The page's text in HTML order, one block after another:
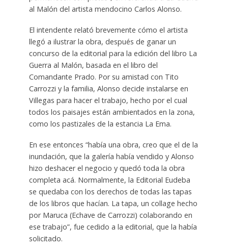
al Malón del artista mendocino Carlos Alonso.
El intendente relató brevemente cómo el artista
llegó a ilustrar la obra, después de ganar un
concurso de la editorial para la edición del libro La
Guerra al Malón, basada en el libro del
Comandante Prado. Por su amistad con Tito
Carrozzi y la familia, Alonso decide instalarse en
Villegas para hacer el trabajo, hecho por el cual
todos los paisajes están ambientados en la zona,
como los pastizales de la estancia La Ema.
En ese entonces “había una obra, creo que el de la
inundación, que la galería había vendido y Alonso
hizo deshacer el negocio y quedó toda la obra
completa acá. Normalmente, la Editorial Eudeba
se quedaba con los derechos de todas las tapas
de los libros que hacían. La tapa, un collage hecho
por Maruca (Echave de Carrozzi) colaborando en
ese trabajo”, fue cedido a la editorial, que la había
solicitado.